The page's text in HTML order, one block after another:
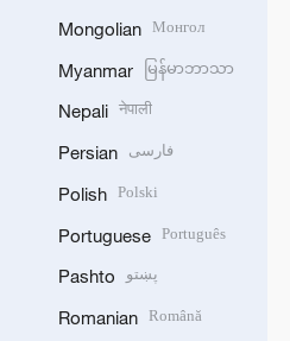
Mongolian Монгол
Myanmar မြန်မာဘာသာ
Nepali नेपाली
Persian فارسی
Polish Polski
Portuguese Português
Pashto پښتو
Romanian Română